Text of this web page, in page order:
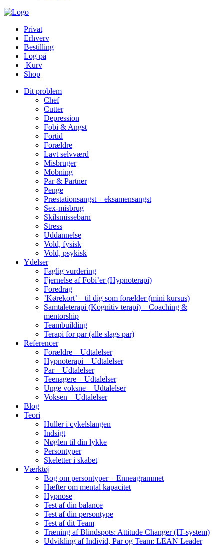
Privat
Erhverv
Bestilling
Log på
Kurv
Shop
Dit problem
Chef
Cutter
Depression
Fobi & Angst
Fortid
Forældre
Lavt selvværd
Misbruger
Mobning
Par & Partner
Penge
Præstationsangst – eksamensangst
Sex-misbrug
Skilsmissebarn
Stress
Uddannelse
Vold, fysisk
Vold, psykisk
Ydelser
Faglig vurdering
Fjernelse af Fobi’er (Hypnoterapi)
Foredrag
’Kørekort’ – til dig som forælder (mini kursus)
Samtaleterapi (Kognitiv terapi) – Coaching &
mentorship
Teambuilding
Terapi for par (alle slags par)
Referencer
Forældre – Udtalelser
Hypnoterapi – Udtalelser
Par – Udtalelser
Teenagere – Udtalelser
Unge voksne – Udtalelser
Voksen – Udtalelser
Blog
Teori
Huller i cykelslangen
Indsigt
Nøglen til din lykke
Persontyper
Skeletter i skabet
Værktøj
Bog om persontyper – Enneagrammet
Hæfter om mental kapacitet
Hypnose
Test af din balance
Test af din persontype
Test af dit Team
Træning af Blindspots: Attitude Changer (IT-system)
Udvikling af Individ, Par og Team: LEAN Leader